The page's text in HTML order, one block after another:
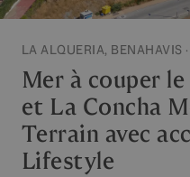
LA ALQUERIA, BENAHAVIS
Mer à couper
et La Concha
Terrain avec
Lifestyle